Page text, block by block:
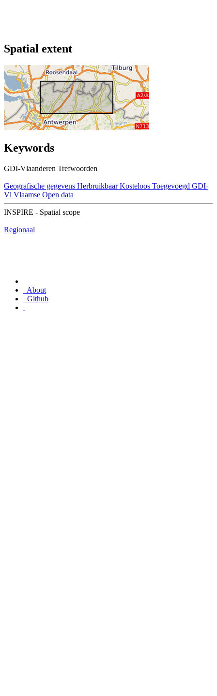
Spatial extent
Keywords
GDI-Vlaanderen Trefwoorden
Geografische gegevens Herbruikbaar Kosteloos Toegevoegd GDI-
Vl Vlaamse Open data
INSPIRE - Spatial scope
Regionaal
About
Github